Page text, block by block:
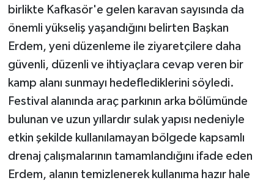
birlikte Kafkasör'e gelen karavan sayısında da
önemli yükseliş yaşandığını belirten Başkan
Erdem, yeni düzenleme ile ziyaretçilere daha
güvenli, düzenli ve ihtiyaçlara cevap veren bir
kamp alanı sunmayı hedeflediklerini söyledi.
Festival alanında araç parkının arka bölümünde
bulunan ve uzun yıllardır sulak yapısı nedeniyle
etkin şekilde kullanılamayan bölgede kapsamlı
drenaj çalışmalarının tamamlandığını ifade eden
Erdem, alanın temizlenerek kullanıma hazır hale